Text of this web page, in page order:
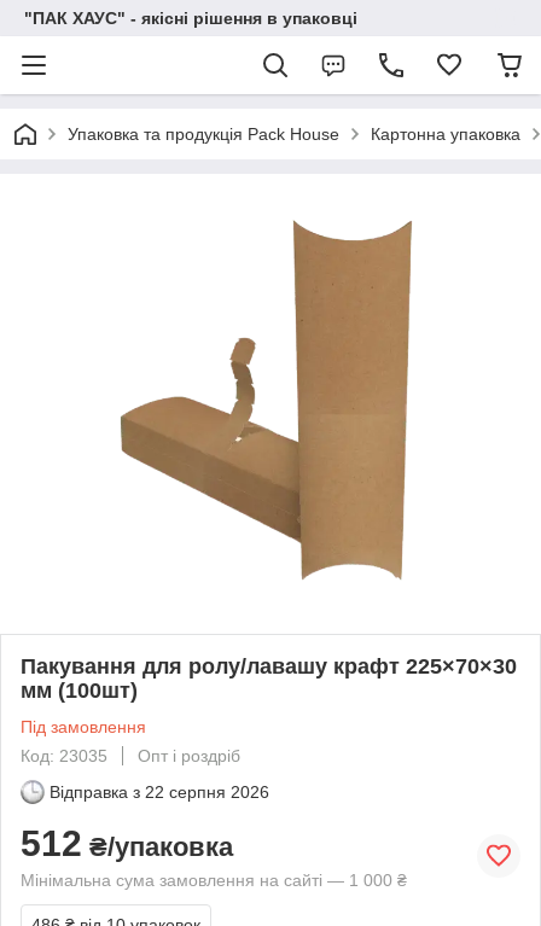
"ПАК ХАУС" - якісні рішення в упаковці
Упаковка та продукція Pack House Картонна упаковка
Пакування для ролу/лавашу крафт 225×70×30
мм (100шт)
Під замовлення
Код: 23035
Опт і роздріб
Відправка з 22 серпня 2026
512 ₴/упаковка
Мінімальна сума замовлення на сайті — 1 000 ₴